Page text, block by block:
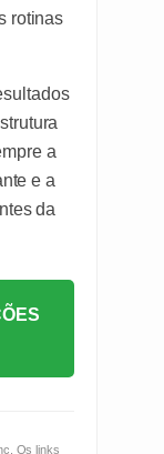
rotinas
a
e a
da
Os links